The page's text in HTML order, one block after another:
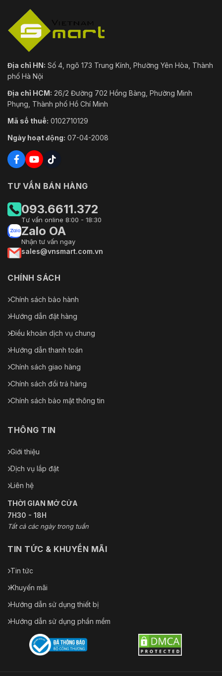
Địa chỉ HN: Số 4, ngõ 173 Trung Kính, Phường Yên Hòa, Thành
phố Hà Nội
Địa chỉ HCM: 26/2 Đường 702 Hồng Bàng, Phường Minh
Phụng, Thành phố Hồ Chí Minh
Mã số thuế: 0102710129
Ngày hoạt động: 07-04-2008
TƯ VẤN BÁN HÀNG
093.6611.372
Tư vấn online 8:00 - 18:30
Zalo OA
Nhận tư vấn ngay
sales@vnsmart.com.vn
CHÍNH SÁCH
Chính sách bảo hành
Hướng dẫn đặt hàng
Điều khoản dịch vụ chung
Hướng dẫn thanh toán
Chính sách giao hàng
Chính sách đổi trả hàng
Chính sách bảo mật thông tin
THÔNG TIN
Giới thiệu
Dịch vụ lắp đặt
Liên hệ
THỜI GIAN MỞ CỬA
7H30 - 18H
Tất cả các ngày trong tuần
TIN TỨC & KHUYẾN MÃI
Tin tức
Khuyến mãi
Hướng dẫn sử dụng thiết bị
Hướng dẫn sử dụng phần mềm